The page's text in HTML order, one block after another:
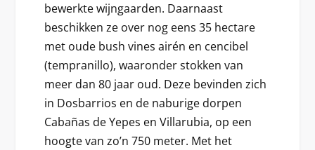
bewerkte wijngaarden. Daarnaast
beschikken ze over nog eens 35 hectare
met oude bush vines airén en cencibel
(tempranillo), waaronder stokken van
meer dan 80 jaar oud. Deze bevinden zich
in Dosbarrios en de naburige dorpen
Cabañas de Yepes en Villarubia, op een
hoogte van zo’n 750 meter. Met het